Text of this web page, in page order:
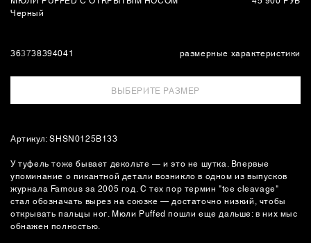
Черный
363738394041 размерные характеристики
ВЫБЕРИТЕ РАЗМЕР
Артикул: SHSN0125B133
У туфель тоже бывает декольте — и это не шутка. Впервые
упоминание о пикантной детали возникло в одном из выпусков
журнала Famous за 2005 год. С тех пор термин "toe cleavage"
стал обозначать вырез на союзке — достаточно низкий, чтобы
открывать пальцы ног. Мюли Puffed пошли еще дальше: в них мыс
обнажен полностью.